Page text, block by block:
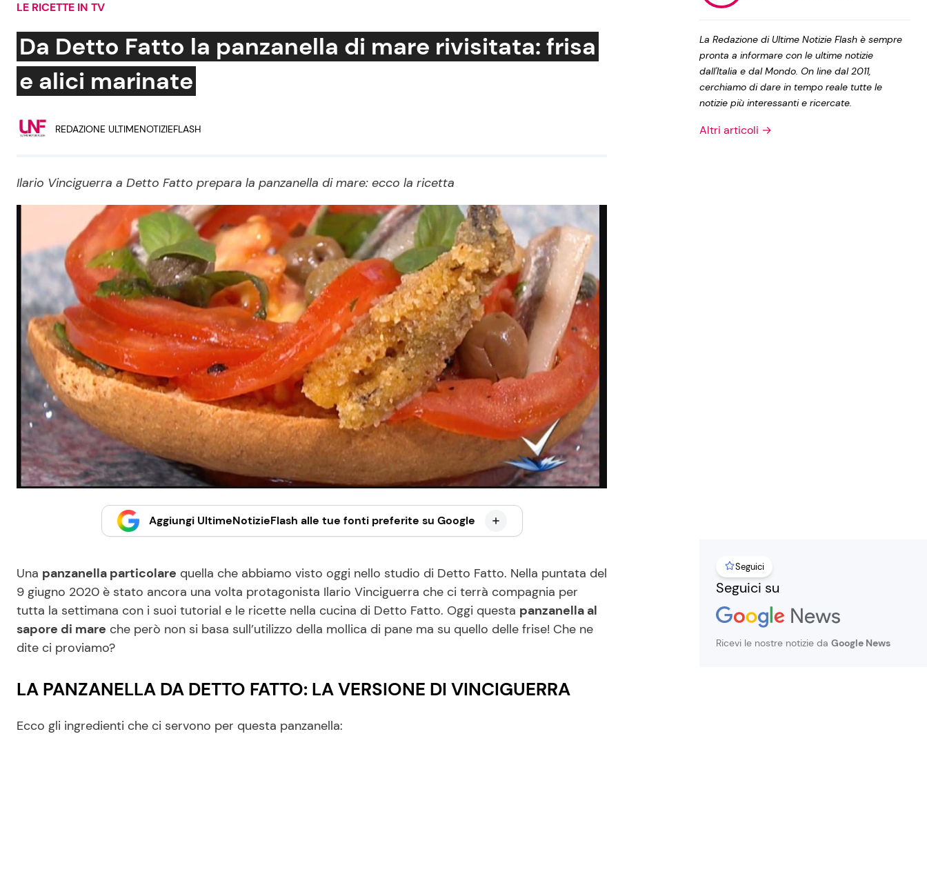
Social News
News dal mondo
Mondo Mamma
News benessere
Salute
Viaggi e Turismo
Festività
Le Ricette in TV
Primi Piatti
Ricette Facili e Veloci
Ricette Feste
Ricette per Bambini
Privacy Policy
LE RICETTE IN TV
Da Detto Fatto la panzanella di mare rivisitata: frisa
e alici marinate
REDAZIONE ULTIMENOTIZIEFLASH
Ilario Vinciguerra a Detto Fatto prepara la panzanella di mare: ecco la ricetta
Aggiungi UltimeNotizieFlash alle tue fonti preferite su Google
Una panzanella particolare quella che abbiamo visto oggi nello studio di Detto Fatto. Nella puntata del
9 giugno 2020 è stato ancora una volta protagonista Ilario Vinciguerra che ci terrà compagnia per
tutta la settimana con i suoi tutorial e le ricette nella cucina di Detto Fatto. Oggi questa panzanella al
sapore di mare che però non si basa sull’utilizzo della mollica di pane ma su quello delle frise! Che ne
dite ci proviamo?
LA PANZANELLA DA DETTO FATTO: LA VERSIONE DI VINCIGUERRA
Ecco gli ingredienti che ci servono per questa panzanella:
La Redazione di Ultime Notizie Flash è sempre
pronta a informare con le ultime notizie
dall'Italia e dal Mondo. On line dal 2011,
cerchiamo di dare in tempo reale tutte le
notizie più interessanti e ricercate.
Altri articoli →
Seguici
Seguici su
Ricevi le nostre notizie da Google News